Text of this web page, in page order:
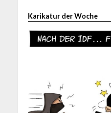
Karikatur der Woche